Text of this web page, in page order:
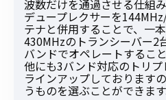
波数だけを通過させる仕組み
デュープレクサーを
テナと併用することで、一
430MHzのトランシーバー2
バンドでオペレートするこ
他にも3バンド対応のトリ
ラインアップしております
うものを選ぶことができます